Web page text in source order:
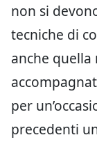
non si
tecniche di
anche
per
precedenti